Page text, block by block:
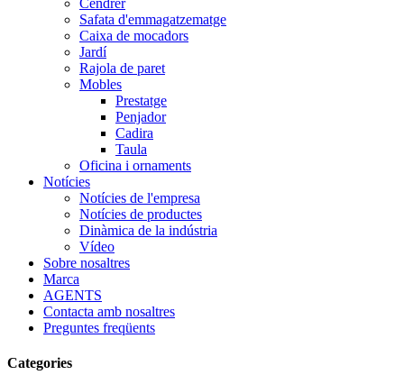
Cendrer
Safata d'emmagatzematge
Caixa de mocadors
Jardí
Rajola de paret
Mobles
Prestatge
Penjador
Cadira
Taula
Oficina i ornaments
Notícies
Notícies de l'empresa
Notícies de productes
Dinàmica de la indústria
Vídeo
Sobre nosaltres
Marca
AGENTS
Contacta amb nosaltres
Preguntes freqüents
Categories